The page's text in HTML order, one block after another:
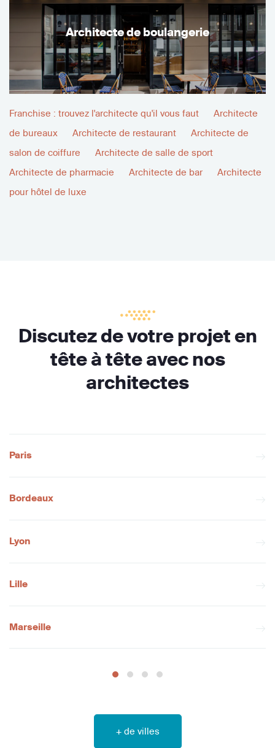
Architecte de boulangerie
Franchise : trouvez l'architecte qu'il vous faut
Architecte
de bureaux
Architecte de restaurant
Architecte de
salon de coiffure
Architecte de salle de sport
Architecte de pharmacie
Architecte de bar
Architecte
pour hôtel de luxe
Discutez de votre projet en
tête à tête avec nos
architectes
Paris
Bordeaux
Lyon
Lille
Marseille
+ de villes